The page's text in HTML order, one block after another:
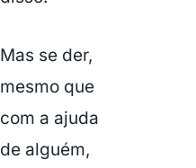
Mas se der,
mesmo que
com a ajuda
de alguém,